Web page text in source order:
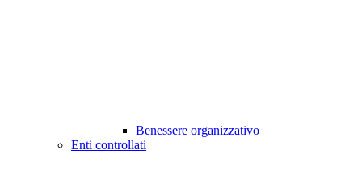
Benessere organizzativo
Enti controllati